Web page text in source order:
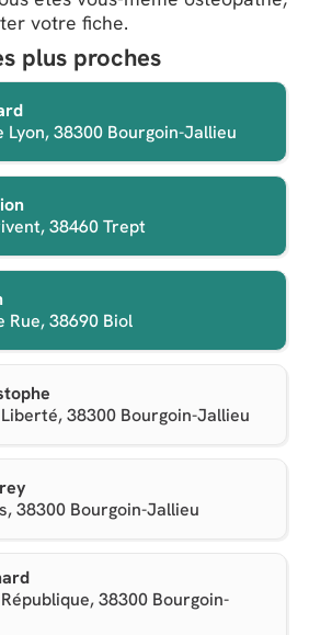
votre fiche.
plus proches
Lyon, 38300 Bourgoin-Jallieu
38460 Trept
Rue, 38690 Biol
38300 Bourgoin-Jallieu
38300 Bourgoin-Jallieu
38300 Bourgoin-